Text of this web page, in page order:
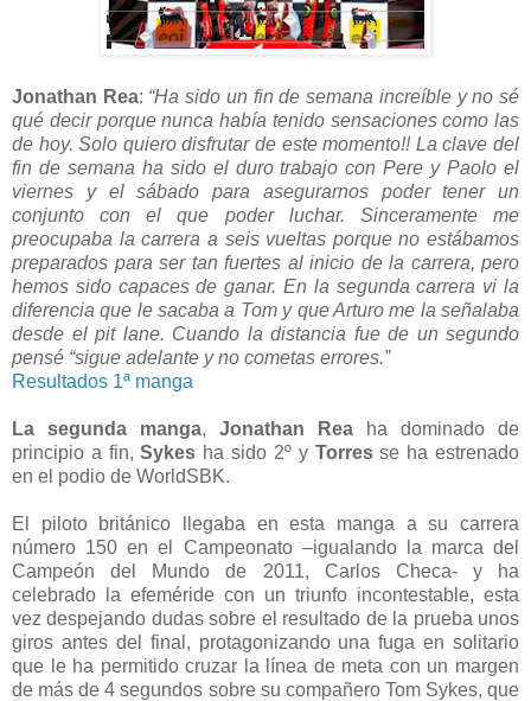
Jonathan Rea: “Ha sido un fin de semana increíble y no sé
qué decir porque nunca había tenido sensaciones como las
de hoy. Solo quiero disfrutar de este momento!! La clave del
fin de semana ha sido el duro trabajo con Pere y Paolo el
viernes y el sábado para asegurarnos poder tener un
conjunto con el que poder luchar. Sinceramente me
preocupaba la carrera a seis vueltas porque no estábamos
preparados para ser tan fuertes al inicio de la carrera, pero
hemos sido capaces de ganar. En la segunda carrera vi la
diferencia que le sacaba a Tom y que Arturo me la señalaba
desde el pit lane. Cuando la distancia fue de un segundo
pensé “sigue adelante y no cometas errores.”
Resultados 1ª manga
La segunda manga, Jonathan Rea
ha dominado de
principio a fin,Sykes ha sido 2º y Torresse ha estrenado
en el podio de WorldSBK.
El piloto británico llegaba en esta manga a su carrera
número 150 en el Campeonato –igualando la marca del
Campeón del Mundo de 2011, Carlos Checa- y ha
celebrado la efeméride con un triunfo incontestable, esta
vez despejando dudas sobre el resultado de la prueba unos
giros antes del final, protagonizando una fuga en solitario
que le ha permitido cruzar la línea de meta con un margen
de más de 4 segundos sobre su compañero Tom Sykes, que